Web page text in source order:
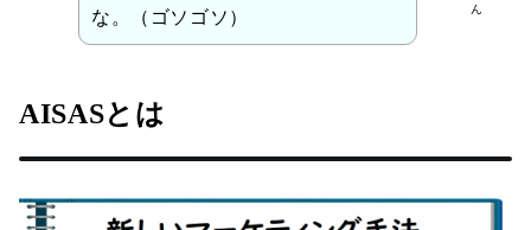
ん
な。（ゴソゴソ）
AISASとは